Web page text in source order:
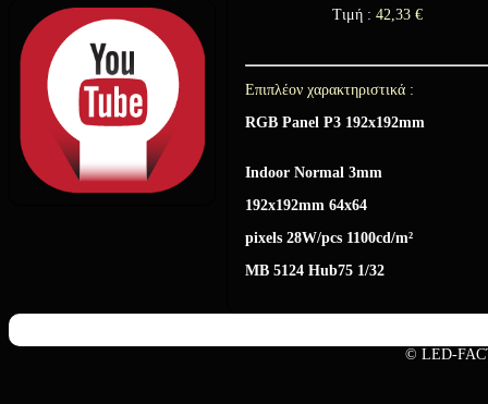
Τιμή : 42,33 €
Επιπλέον χαρακτηριστικά :
RGB Panel Ρ3 192x192mm
Indoor Normal 3mm
192x192mm 64x64
pixels 28W/pcs 1100cd/m²
MB 5124 Hub75 1/32
© LED-